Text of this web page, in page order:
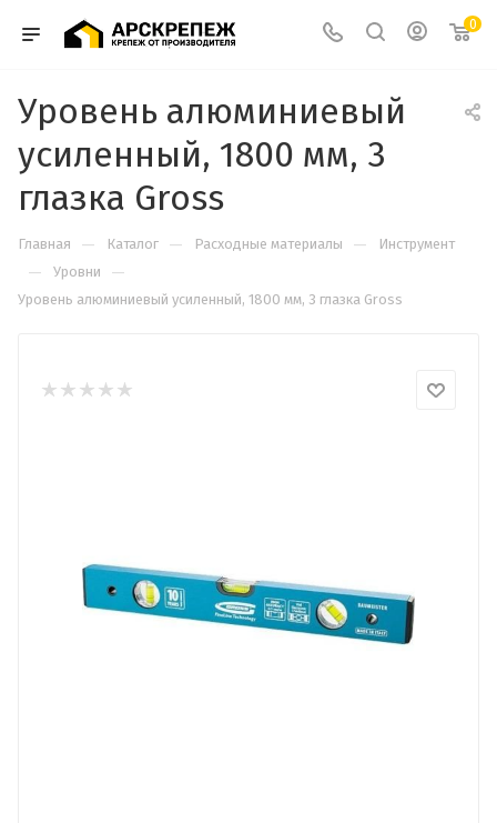
0
Уровень алюминиевый
усиленный, 1800 мм, 3
глазка Gross
Главная — Каталог — Расходные материалы — Инструмент
— Уровни —
Уровень алюминиевый усиленный, 1800 мм, 3 глазка Gross